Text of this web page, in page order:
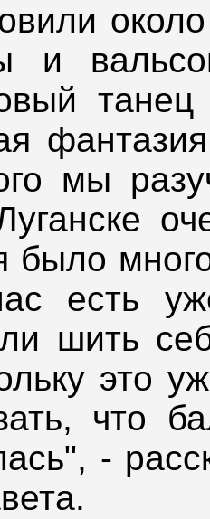
и
танец
мы
было
есть
шить
это
что
-